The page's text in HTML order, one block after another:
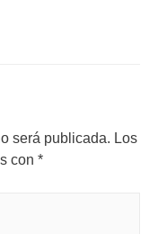
será publicada. Los
con *